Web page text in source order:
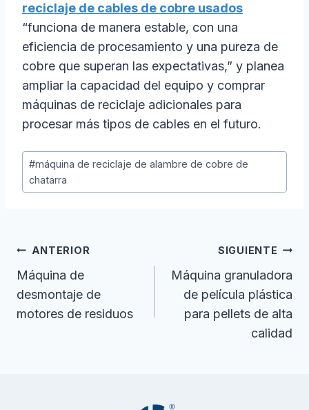
reciclaje de cables de cobre usados
“funciona de manera estable, con una
eficiencia de procesamiento y una pureza de
cobre que superan las expectativas,” y planea
ampliar la capacidad del equipo y comprar
máquinas de reciclaje adicionales para
procesar más tipos de cables en el futuro.
Etiquetas
de
la
#máquina de reciclaje de alambre de cobre de
chatarra
Navegación
De
Entradas
ANTERIOR
Máquina de
desmontaje de
motores de residuos
SIGUIENTE
Máquina granuladora
de película plástica
para pellets de alta
calidad